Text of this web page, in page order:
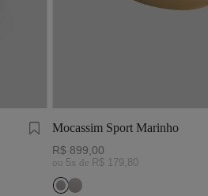
Mocassim Sport Marinho
R$ 899,00
ou 5x de R$ 179, 80